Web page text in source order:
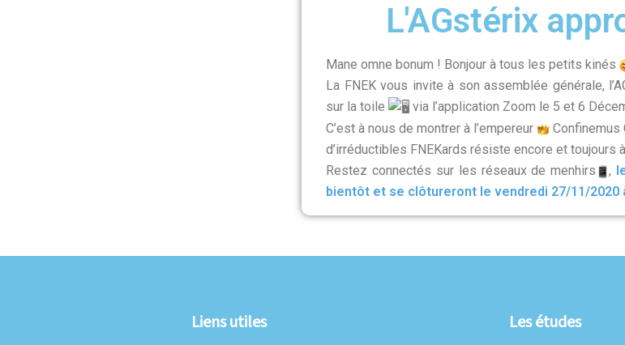
L'AGstérix
Mane omne bonum ! Bonjour à tous les petits kinés
La FNEK vous invite à son assemblée générale,
sur la toile
via l’application Zoom le 5 et 6
C’est à nous de montrer à l’empereur
Confinemus
d’irréductibles FNEKards résiste encore et toujours
Restez connectés sur les réseaux de menhirs
,
bientôt et se clôtureront le vendredi 27/11/2020
Liens utiles Les études